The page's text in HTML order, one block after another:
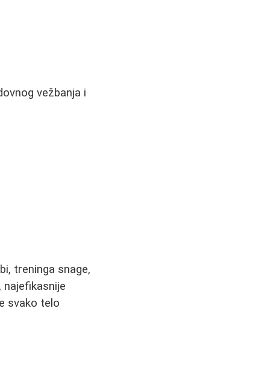
vežbanja i
treninga snage,
svako telo